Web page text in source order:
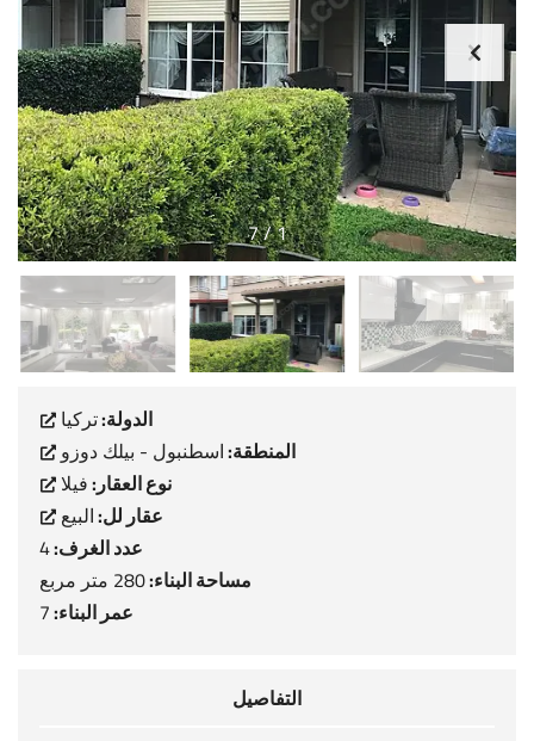
1
/
7
الدولة:تركيا
المنطقة:اسطنبول - بيلك دوزو
نوع العقار:فيلا
عقار لل:البيع
عدد الغرف:4
مساحة البناء:280 متر مربع
عمر البناء:7
التفاصيل